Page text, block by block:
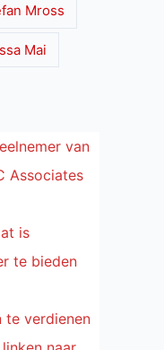
Mross
Mai
van
Associates
is
te bieden
te verdienen